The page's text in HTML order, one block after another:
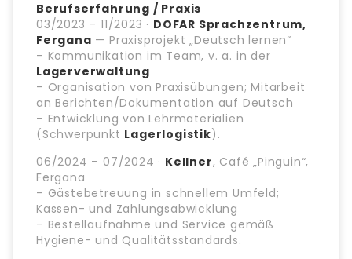
Berufserfahrung / Praxis
03/2023 – 11/2023 · DOFAR Sprachzentrum,
Fergana — Praxisprojekt „Deutsch lernen“
– Kommunikation im Team, v. a. in der
Lagerverwaltung
– Organisation von Praxisübungen; Mitarbeit
an Berichten/Dokumentation auf Deutsch
– Entwicklung von Lehrmaterialien
(Schwerpunkt Lagerlogistik).
06/2024 – 07/2024 · Kellner, Café „Pinguin“,
Fergana
– Gästebetreuung in schnellem Umfeld;
Kassen- und Zahlungsabwicklung
– Bestellaufnahme und Service gemäß
Hygiene- und Qualitätsstandards.